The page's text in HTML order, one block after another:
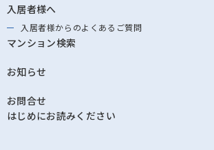
入居者様へ
入居者様からのよくあるご質問
マンション検索
お知らせ
お問合せ
はじめにお読みください